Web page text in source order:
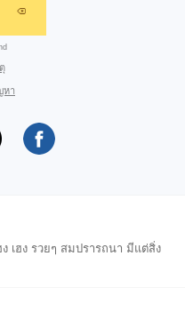
หา
เฮง รวยๆ สมปรารถนา มีแต่สิ่ง